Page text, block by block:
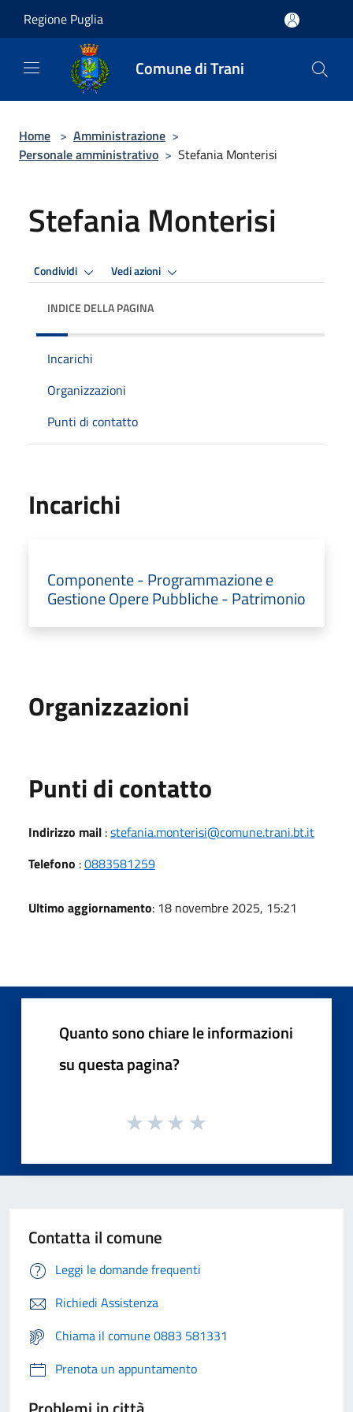
Regione Puglia
Comune di Trani
Home > Amministrazione >
Personale amministrativo > Stefania Monterisi
Stefania Monterisi
Condividi Vedi azioni
INDICE DELLA PAGINA
Incarichi
Organizzazioni
Punti di contatto
Incarichi
Componente - Programmazione e
Gestione Opere Pubbliche - Patrimonio
Organizzazioni
Punti di contatto
Indirizzo mail :stefania.monterisi@comune.trani.bt.it
Telefono :0883581259
Ultimo aggiornamento: 18 novembre 2025, 15:21
Quanto sono chiare le informazioni
su questa pagina?
Contatta il comune
Leggi le domande frequenti
Richiedi Assistenza
Chiama il comune 0883 581331
Prenota un appuntamento